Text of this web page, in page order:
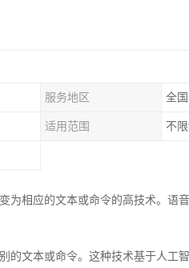
服务地区 全国
适用范围 不限
为相应的文本或命令的高技术。语
的文本或命令。这种技术基于人工